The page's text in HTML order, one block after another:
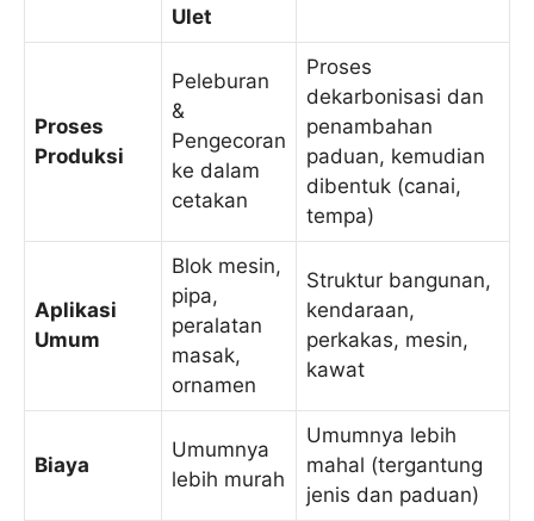
Ulet
Proses
Produksi
Peleburan
&
Pengecoran
ke dalam
cetakan
Proses
dekarbonisasi dan
penambahan
paduan, kemudian
dibentuk (canai,
tempa)
Aplikasi
Umum
Blok mesin,
pipa,
peralatan
masak,
ornamen
Struktur bangunan,
kendaraan,
perkakas, mesin,
kawat
Biaya
Umumnya
lebih murah
Umumnya lebih
mahal (tergantung
jenis dan paduan)